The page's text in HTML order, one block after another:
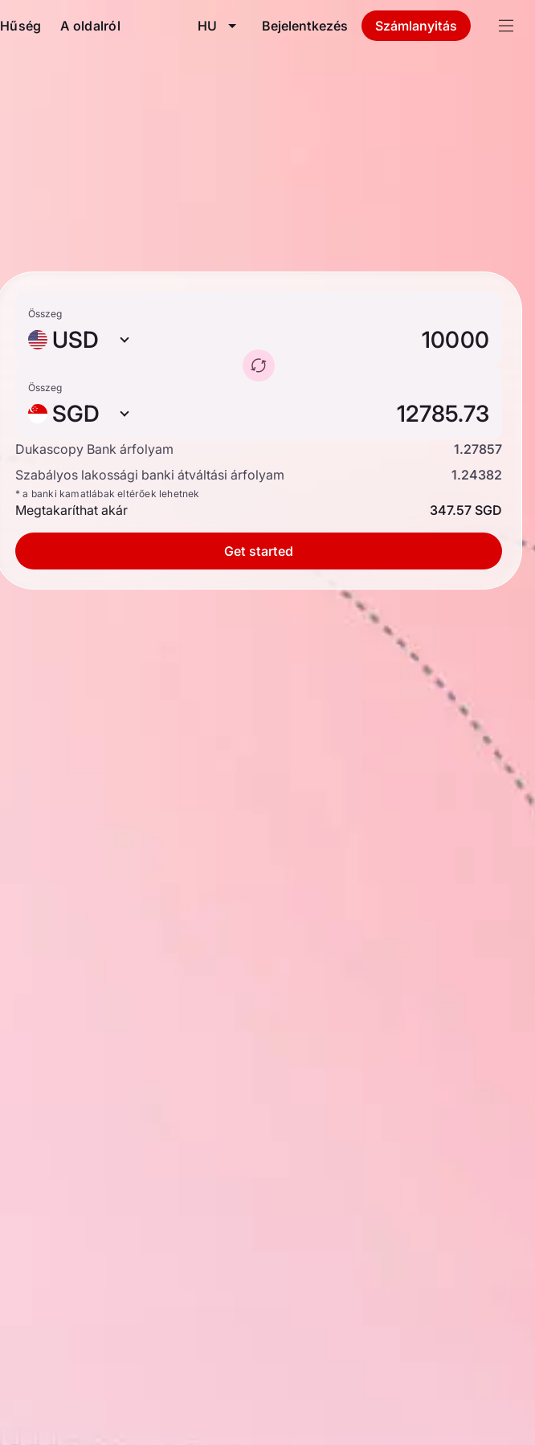
Hűség A oldalról HU Bejelentkezés Számlanyitás
Összeg
USD
Összeg
SGD
Dukascopy Bank árfolyam
1.27857
Szabályos lakossági banki átváltási árfolyam
1.24382
* a banki kamatlábak eltérőek lehetnek
Megtakaríthat akár 347.57 SGD
Get started